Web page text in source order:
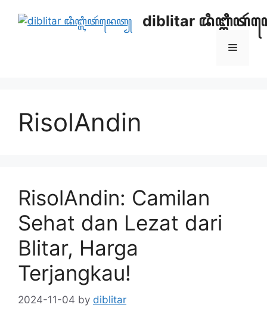
diblitar
Menu
RisolAndin
RisolAndin: Camilan
Sehat dan Lezat dari
Blitar, Harga
Terjangkau!
2024-11-04 by diblitar